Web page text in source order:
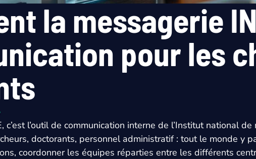
la messagerie
pour les
c’est l’outil de communication interne de l’Institut national
doctorants, personnel administratif : tout le monde y
coordonner les équipes réparties entre les différents